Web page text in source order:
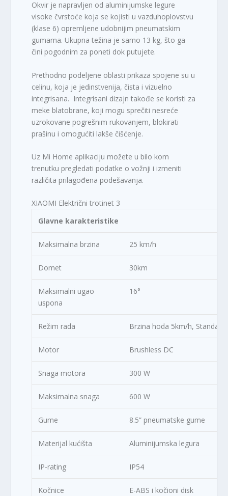
Okvir je napravljen od aluminijumske legure
visoke čvrstoće koja se kojisti u vazduhoplovstvu
(klase 6) opremljene udobnijim pneumatskim
gumama. Ukupna težina je samo 13 kg, što ga
čini pogodnim za poneti dok putujete.
Prethodno podeljene oblasti prikaza spojene su u
celinu, koja je jedinstvenija, čista i vizuelno
integrisana. Integrisani dizajn takođe se koristi za
meke blatobrane, koji mogu sprečiti nesreće
uzrokovane pogrešnim rukovanjem, blokirati
prašinu i omogućiti lakše čišćenje.
Uz Mi Home aplikaciju možete u bilo kom
trenutku pregledati podatke o vožnji i izmeniti
različita prilagođena podešavanja.
XIAOMI Električni trotinet 3
Glavne karakteristike
Maksimalna brzina 25 km/h
Domet 30km
Maksimalni ugao
uspona
16°
Režim rada Brzina hoda 5km/h,
Motor Brushless DC
Snaga motora 300 W
Maksimalna snaga 600 W
Gume 8.5” pneumatske gume
Materijal kućišta Aluminijumska legura
IP-rating IP54
Kočnice E-ABS i kočioni disk